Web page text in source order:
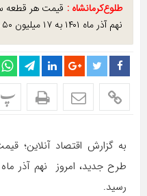
طلوع‌‌کرمانشاه : ​قیمت هر قطعه
نهم آذر ماه ۱۴۰۱ به ۱۷ میلیون ۵۰ هزار تومان رسید.
پ
به گزارش اقتصاد آنلاین؛
رسید.